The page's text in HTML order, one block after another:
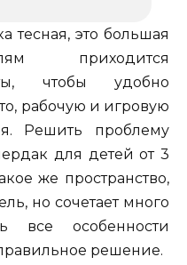
тесная, это большая
приходится
чтобы удобно
рабочую и игровую
Решить проблему
для детей от 3
же пространство,
но сочетает много
все особенности
решение.